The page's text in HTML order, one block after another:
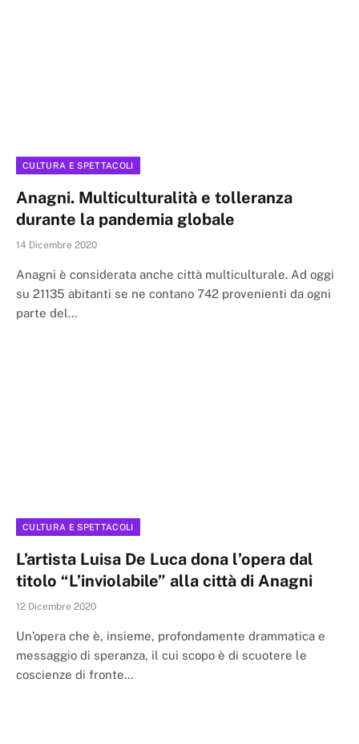
CULTURA E SPETTACOLI
Anagni. Multiculturalità e tolleranza
durante la pandemia globale
14 Dicembre 2020
Anagni è considerata anche città multiculturale. Ad oggi
su 21135 abitanti se ne contano 742 provenienti da ogni
parte del…
CULTURA E SPETTACOLI
L’artista Luisa De Luca dona l’opera dal
titolo “L’inviolabile” alla città di Anagni
12 Dicembre 2020
Un’opera che è, insieme, profondamente drammatica e
messaggio di speranza, il cui scopo è di scuotere le
coscienze di fronte…